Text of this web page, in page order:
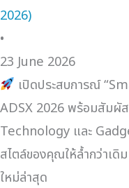
2026)
•
23 June 2026
เปิดประสบการณ์
ADSX 2026 พร้อมสัมผั
Technology และ
สไตล์ของคุณให้ล้ำกว่าเดิม
ใหม่ล่าสุด